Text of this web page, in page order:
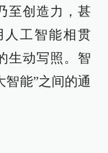
至创造力，甚
工智能相贯
生动写照。智
智能”之间的通